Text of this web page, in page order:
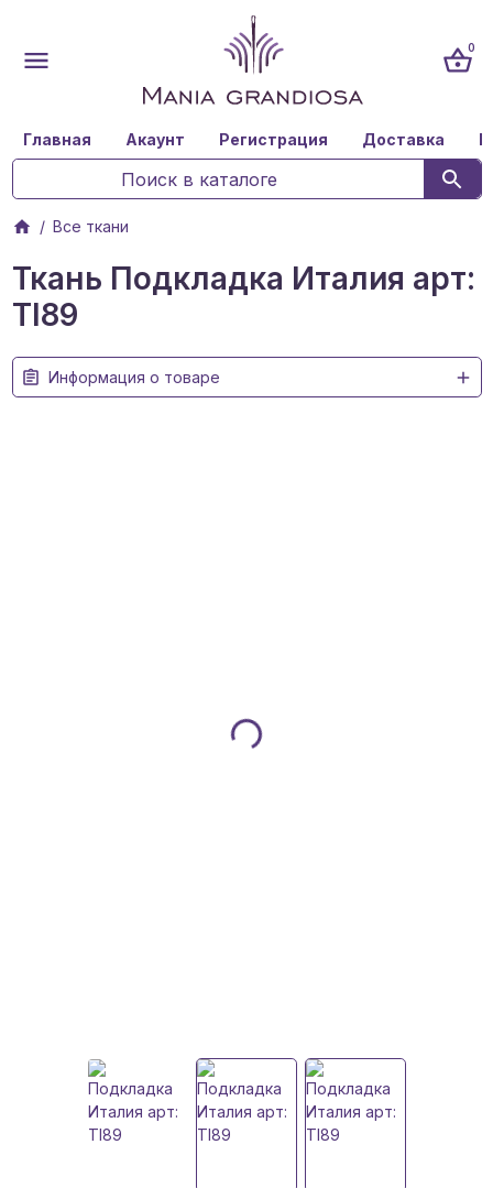
0
Главная Акаунт Регистрация Доставка
Все ткани
Ткань Подкладка Италия арт:
TI89
Информация о товаре